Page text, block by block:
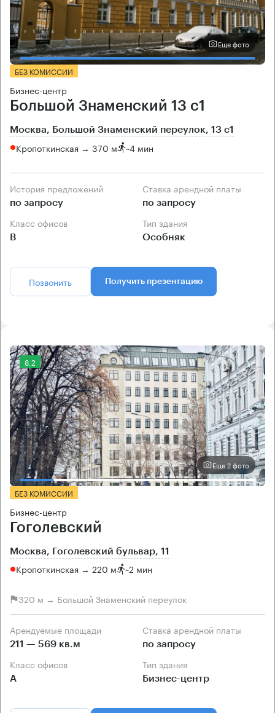
Еще фото
БЕЗ КОМИССИИ
Бизнес-центр
Большой Знаменский 13 с1
Москва, Большой Знаменский переулок, 13 с1
Кропоткинская → 370 м ~4 мин
История предложений
по запросу
Ставка арендной платы
по запросу
Класс офисов
B
Тип здания
Особняк
Позвонить Получить презентацию
8.2
Еще 2 фото
БЕЗ КОМИССИИ
Бизнес-центр
Гоголевский
Москва, Гоголевский бульвар, 11
Кропоткинская → 220 м ~2 мин
320 м → Большой Знаменский переулок
Арендуемые площади
211 — 569 кв.м
Ставка арендной платы
по запросу
Класс офисов
А
Тип здания
Бизнес-центр